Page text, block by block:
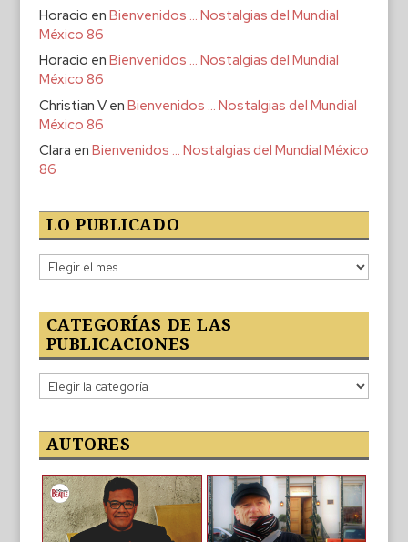
Horacio en Bienvenidos … Nostalgias del Mundial
México 86
Horacio en Bienvenidos … Nostalgias del Mundial
México 86
Christian Ven Bienvenidos … Nostalgias del Mundial
México 86
Clara en Bienvenidos … Nostalgias del Mundial México
86
LO PUBLICADO
Lo
publicado
CATEGORÍAS DE LAS
PUBLICACIONES
Categorías
de
publicaciones
AUTORES